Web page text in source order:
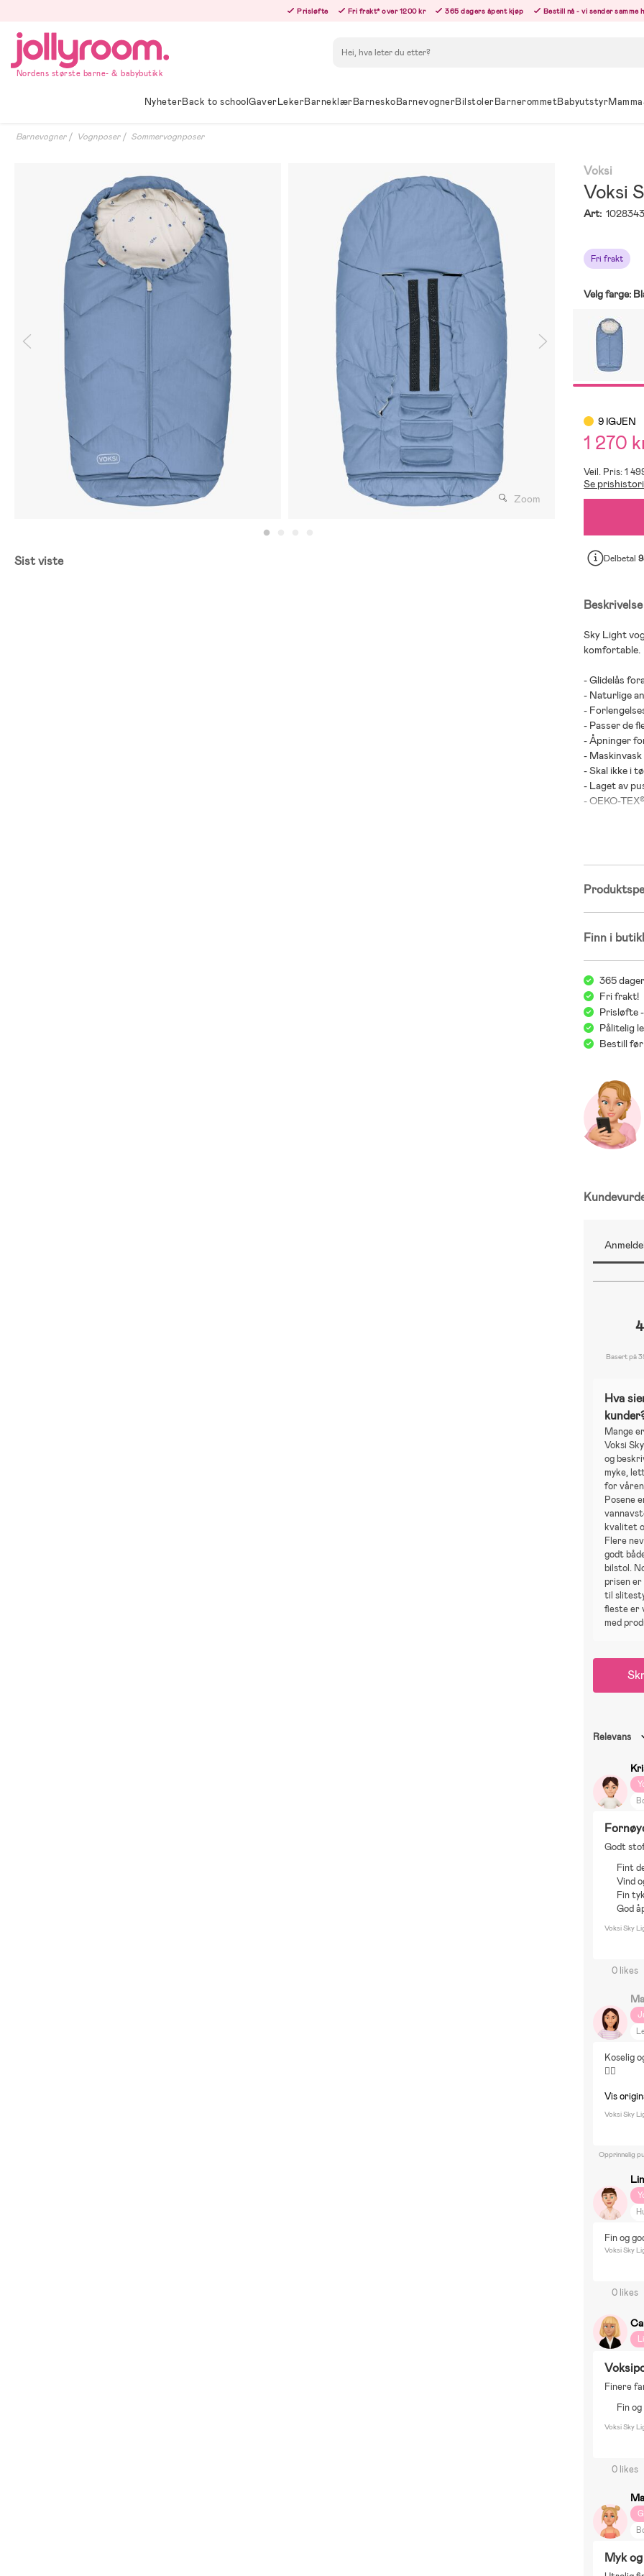
innehållet
Prisløfte Fri frakt* over 1200 kr 365 dagers åpent kjøp Bestill nå - vi sender samme
Nordens største barne- & babybutikk
NyheterBack to schoolGaverLekerBarneklærBarneskoBarnevognerBilstolerBarnerommetBabyutstyrMamma
Barnevogner Vognposer Sommervognposer
Zoom
Sist viste
Voksi
Voksi
Art:
Fri frakt
Velg farge:
9 IGJEN
1 270
Veil. Pris: 1
Se
Delbetal
Beskrivelse
Sky Light
komfortable.
- Glidelås
- Naturlige
-
- Passer de
- Åpninger
-
- Skal ikke i
- Laget av
- OEKO-
- Ytterstoff:
Finn i
365
Fri frakt!
Prisløfte
Pålitelig
Bestill før
Basert på
Hva
Mange
Voksi
og
myke,
for
Posene
kvalitet
Flere
godt
bilstol.
prisen
til
fleste er
med
Relevans
Godt
Fint
Vind
Fin
God
Voksi Sky
0 likes
Koselig
👌🏼
Vis
Voksi Sky
Opprinnelig
Fin og
Voksi Sky
0 likes
Finere
Fin
Voksi Sky
0 likes
Myk